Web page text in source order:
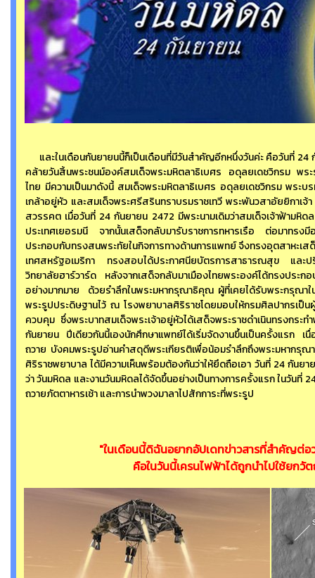
และในเดือนกันยายนนี้ก็เป็นเดือนที่มีวันสำคัญอีกหนึ่งวันค่ะ คือวันที่
คล้ายวันสิ้นพระชนม์องค์สมเด็จพระมหิตลาธิเบศร อดุลยเดชวิกรม พ
ไทย มีความเป็นมาดังนี้ สมเด็จพระมหิตลาธิเบศร อดุลยเดชวิกรม พระบ
เกล้าอยู่หัว และสมเด็จพระศรีสรินทราบรมราชเทวี พระพันวสาอัยยิกาเ
สวรรคต เมื่อวันที่ 24 กันยายน 2472 มีพระนามเดิมว่าสมเด็จเจ้าฟ้ามหิ
ประเทศเยอรมนี จากนั้นเสด็จกลับมารับราชการทหารเรือ ต่อมาทรงมี
ประกอบกับทรงสนพระทัยในกิจการทางด้านการแพทย์ จึงทรงอุตสาหะเ
เทศสหรัฐอเมริกา ทรงสอบได้ประกาศนียบัตรการสาธารณสุข แล
วิทยาลัยฮาร์วาร์ด หลังจากเสด็จกลับมาเมืองไทยพระองค์ได้ทรงปร
อย่างมากมาย ด้วยรำลึกในพระมหากรุณาธิคุณ ผู้ที่เคยได้รับพระกรุณา
พระรูปประดิษฐานไว้ ณ โรงพยาบาลศิริราชโดยมอบให้กรมศิลปากรเป็
ควบคุม ซึ่งพระบาทสมเด็จพระเจ้าอยู่หัวได้เสด็จพระราชดำเนินทรงกร
กันยายน ปีเดียวกันนี้เองนักศึกษาแพทย์ได้เริ่มจัดงานขึ้นเป็นครั้งแรก เ
ถวาย บังคมพระรูปอ่านคำสดุดีพระเกียรติเพื่อน้อมรำลึกถึงพระมหาก
ศิริราชพยาบาล ได้มีความเห็นพร้อมต้องกันว่าให้ยึดถือเอา วันที่ 24 กันย
ว่า วันมหิดล และงานวันมหิดลได้จัดขึ้นอย่างเป็นทางการครั้งแรก ในวัน
ถวายภัตตาหารเช้า และการนำพวงมาลาไปสักการะที่พระรูป
"ในเดือนนี้ดิฉันอยากอัปเดทข่าวสารที่สำคัญต่อ
คือในวันนี้เครนไฟฟ้าได้ถูกนำไปใช้ยกวั